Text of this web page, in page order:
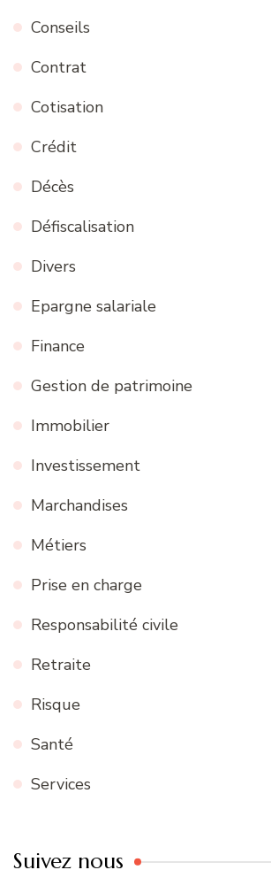
Conseils
Contrat
Cotisation
Crédit
Décès
Défiscalisation
Divers
Epargne salariale
Finance
Gestion de patrimoine
Immobilier
Investissement
Marchandises
Métiers
Prise en charge
Responsabilité civile
Retraite
Risque
Santé
Services
Suivez nous